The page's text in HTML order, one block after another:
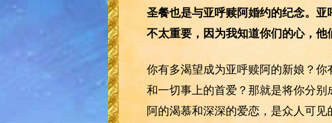
圣餐也是与亚呼赎阿婚约的纪念。
不太重要，因为我知道你们的心，他
你有多渴望成为亚呼赎阿的新娘？
和一切事上的首爱？那就是将你分
阿的渴慕和深深的爱恋，是众人可